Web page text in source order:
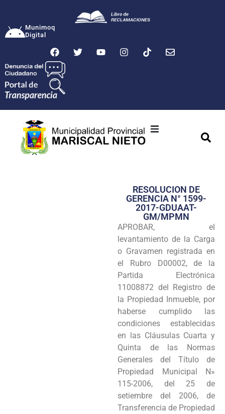
Munimoq
Digital
Transparencia
Seguridad
Programas
Intranet
RESOLUCION DE
GERENCIA N° 1599-
2017-GDUAAT-
GM/MPMN
APROBAR, el
levantamiento de la Carga
o Gravamen registrada en
el Rubro D00002, de la
Partida Electrónica
11008872 del Registro de
la Propiedad Inmueble, por
haberse cumplido las
condiciones establecidas
en las Cláusulas Cuarta y
Quinta de las Normas
Generales del Título de
Propiedad Municipal N»
115-2006, del 25 de
setiembre del 2006, de
Transferencia de Propiedad